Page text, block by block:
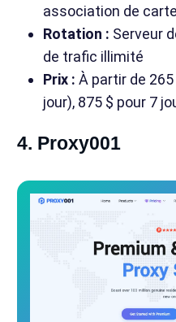
association de
Rotation : Serveur
de trafic illimité
Prix : À partir de
jour), 875 $ pour 7
4. Proxy001